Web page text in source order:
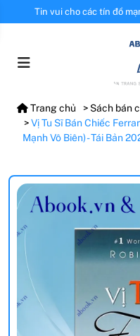
Tin vui cho các tín đồ
tác mới, cung cấp dịch
Trang chủ
Sách bán
Vị Tu Sĩ Bán Chiếc
Mạnh Vô Biên) - Tái Bản